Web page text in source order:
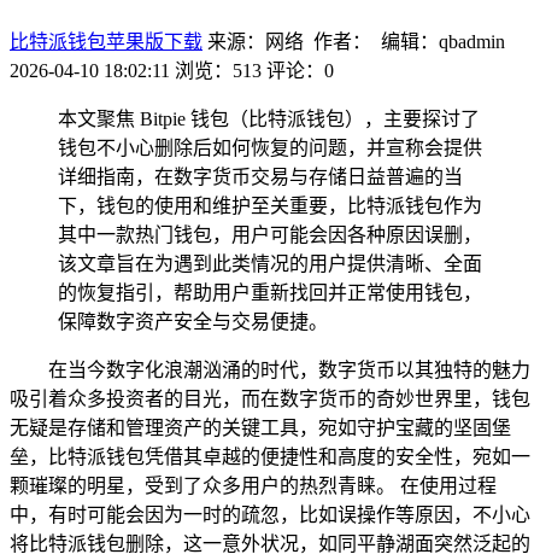
比特派钱包苹果版下载 来源：网络 作者： 编辑：qbadmin
2026-04-10 18:02:11 浏览：513 评论：0
本文聚焦 Bitpie 钱包（比特派钱包），主要探讨了
钱包不小心删除后如何恢复的问题，并宣称会提供
详细指南，在数字货币交易与存储日益普遍的当
下，钱包的使用和维护至关重要，比特派钱包作为
其中一款热门钱包，用户可能会因各种原因误删，
该文章旨在为遇到此类情况的用户提供清晰、全面
的恢复指引，帮助用户重新找回并正常使用钱包，
保障数字资产安全与交易便捷。
在当今数字化浪潮汹涌的时代，数字货币以其独特的魅力
吸引着众多投资者的目光，而在数字货币的奇妙世界里，钱包
无疑是存储和管理资产的关键工具，宛如守护宝藏的坚固堡
垒，比特派钱包凭借其卓越的便捷性和高度的安全性，宛如一
颗璀璨的明星，受到了众多用户的热烈青睐。 在使用过程
中，有时可能会因为一时的疏忽，比如误操作等原因，不小心
将比特派钱包删除，这一意外状况，如同平静湖面突然泛起的